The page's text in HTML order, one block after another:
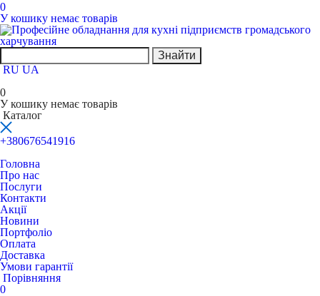
0
У кошику немає товарів
Знайти
RU UA
0
У кошику немає товарів
Каталог
+380676541916
Головна
Про нас
Послуги
Контакти
Акції
Новини
Портфоліо
Оплата
Доставка
Умови гарантії
Порівняння
0